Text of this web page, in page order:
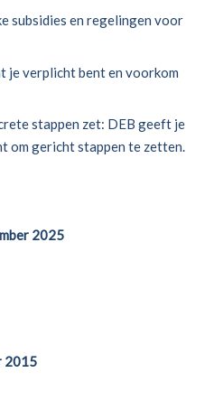
subsidies en regelingen voor
je verplicht bent en voorkom
stappen zet: DEB geeft je
om gericht stappen te zetten.
2025
2015